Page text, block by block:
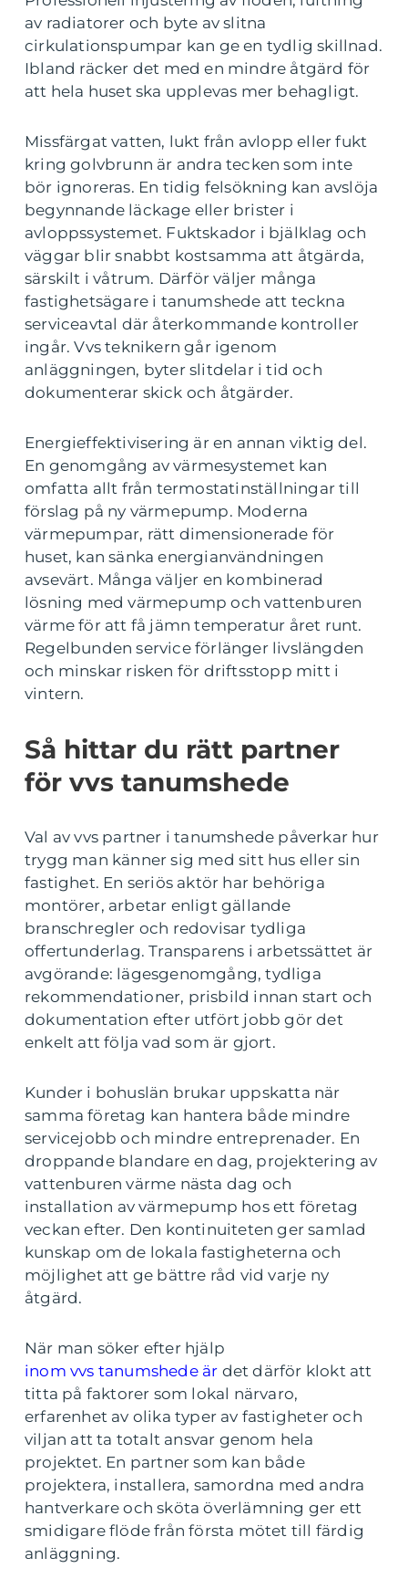
av radiatorer och byte av slitna
cirkulationspumpar kan ge en tydlig skillnad.
Ibland räcker det med en mindre åtgärd för
att hela huset ska upplevas mer behagligt.
Missfärgat vatten, lukt från avlopp eller fukt
kring golvbrunn är andra tecken som inte
bör ignoreras. En tidig felsökning kan avslöja
begynnande läckage eller brister i
avloppssystemet. Fuktskador i bjälklag och
väggar blir snabbt kostsamma att åtgärda,
särskilt i våtrum. Därför väljer många
fastighetsägare i tanumshede att teckna
serviceavtal där återkommande kontroller
ingår. Vvs teknikern går igenom
anläggningen, byter slitdelar i tid och
dokumenterar skick och åtgärder.
Energieffektivisering är en annan viktig del.
En genomgång av värmesystemet kan
omfatta allt från termostatinställningar till
förslag på ny värmepump. Moderna
värmepumpar, rätt dimensionerade för
huset, kan sänka energianvändningen
avsevärt. Många väljer en kombinerad
lösning med värmepump och vattenburen
värme för att få jämn temperatur året runt.
Regelbunden service förlänger livslängden
och minskar risken för driftsstopp mitt i
vintern.
Så hittar du rätt partner
för vvs tanumshede
Val av vvs partner i tanumshede påverkar hur
trygg man känner sig med sitt hus eller sin
fastighet. En seriös aktör har behöriga
montörer, arbetar enligt gällande
branschregler och redovisar tydliga
offertunderlag. Transparens i arbetssättet är
avgörande: lägesgenomgång, tydliga
rekommendationer, prisbild innan start och
dokumentation efter utfört jobb gör det
enkelt att följa vad som är gjort.
Kunder i bohuslän brukar uppskatta när
samma företag kan hantera både mindre
servicejobb och mindre entreprenader. En
droppande blandare en dag, projektering av
vattenburen värme nästa dag och
installation av värmepump hos ett företag
veckan efter. Den kontinuiteten ger samlad
kunskap om de lokala fastigheterna och
möjlighet att ge bättre råd vid varje ny
åtgärd.
När man söker efter hjälp
inom vvs tanumshede är det därför klokt att
titta på faktorer som lokal närvaro,
erfarenhet av olika typer av fastigheter och
viljan att ta totalt ansvar genom hela
projektet. En partner som kan både
projektera, installera, samordna med andra
hantverkare och sköta överlämning ger ett
smidigare flöde från första mötet till färdig
anläggning.